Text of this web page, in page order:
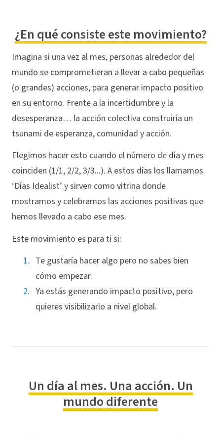
¿En qué consiste este movimiento?
Imagina si una vez al mes, personas alrededor del
mundo se comprometieran a llevar a cabo pequeñas
(o grandes) acciones, para generar impacto positivo
en su entorno. Frente a la incertidumbre y la
desesperanza… la acción colectiva construiría un
tsunami de esperanza, comunidad y acción.
Elegimos hacer esto cuando el número de día y mes
coinciden (1/1, 2/2, 3/3...). A estos días los llamamos
‘Días Idealist’ y sirven como vitrina donde
mostramos y celebramos las acciones positivas que
hemos llevado a cabo ese mes.
Este movimiento es para ti si:
Te gustaría hacer algo pero no sabes bien
cómo empezar.
Ya estás generando impacto positivo, pero
quieres visibilizarlo a nivel global.
Un día al mes. Una acción. Un
mundo diferente